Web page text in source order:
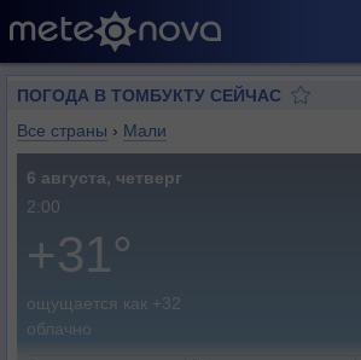
ПОГОДА В ТОМБУКТУ СЕЙЧАС
Все страны › Мали
6 августа, четверг
2:00
+31°
ощущается как +32
облачно